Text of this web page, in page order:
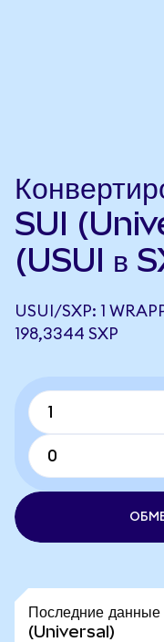
SUI
(USUI в
USUI/SXP: 1
198,3344 SXP
Последние
(Universal)